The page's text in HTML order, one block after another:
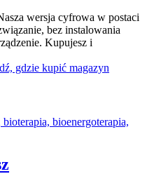
wersja cyfrowa w postaci
bez instalowania
Kupujesz i
gdzie kupić magazyn